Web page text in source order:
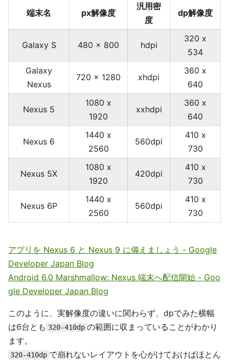
端末名 px解像度
汎用密
度
dp解像度
Galaxy S 480 x 800 hdpi
320 x
534
Galaxy
Nexus
720 x 1280 xhdpi
360 x
640
Nexus 5
1080 x
1920
xxhdpi
360 x
640
Nexus 6
1440 x
2560
560dpi
410 x
730
Nexus 5X
1080 x
1920
420dpi
410 x
730
Nexus 6P
1440 x
2560
560dpi
410 x
730
アプリを Nexus 6 と Nexus 9 に備えましょう - Google
Developer Japan Blog
Android 6.0 Marshmallow: Nexus 端末へ配信開始 - Goo
gle Developer Japan Blog
このように、実解像度の違いに関わらず、dpでみた横幅
は6台とも 320-410dp の範囲に収まっていることがわかり
ます。
320-410dp で崩れないレイアウトを心がけておけばほとん